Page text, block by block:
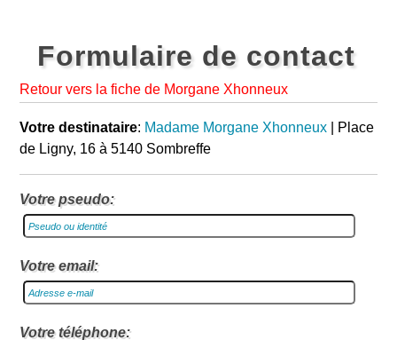
Formulaire de contact
Retour vers la fiche de Morgane Xhonneux
Votre destinataire: Madame Morgane Xhonneux | Place
de Ligny, 16 à 5140 Sombreffe
Votre pseudo:
Votre email:
Votre téléphone: